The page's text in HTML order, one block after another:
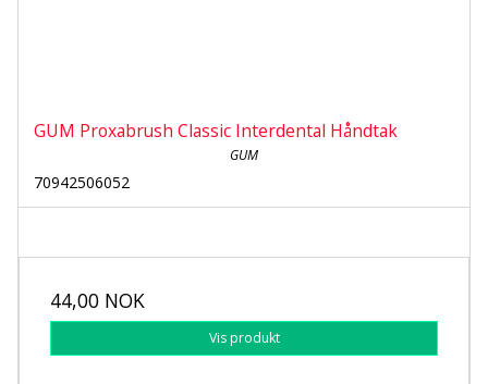
GUM Proxabrush Classic Interdental Håndtak
GUM
70942506052
44,00 NOK
Vis produkt